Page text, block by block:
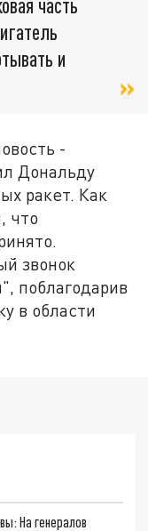
часть
и
-
Дональду
ракет. Как
что
звонок
поблагодарив
в области
На генералов